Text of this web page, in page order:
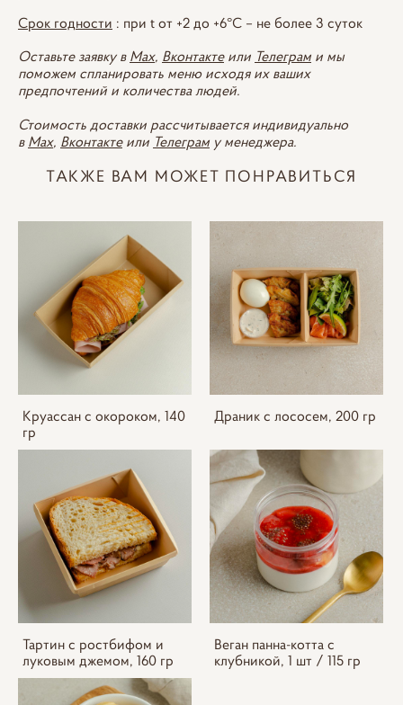
Срок годности : при t от +2 до +6°С – не более 3 суток
Оставьте заявку в Max, Вконтактеили Телеграм и мы
поможем спланировать меню исходя их ваших
предпочтений и количества людей.
Стоимость доставки рассчитывается индивидуально
в Max, Вконтактеили Телеграм у менеджера.
ТАКЖЕ ВАМ МОЖЕТ ПОНРАВИТЬСЯ
Круассан с окороком, 140
гр
Драник с лососем, 200 гр
Тартин с ростбифом и
луковым джемом, 160 гр
Веган панна-котта с
клубникой, 1 шт / 115 гр